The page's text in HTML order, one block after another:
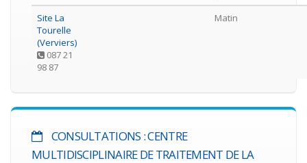
Site La
Tourelle
(Verviers)
087 21
98 87
Matin
CONSULTATIONS : CENTRE
MULTIDISCIPLINAIRE DE TRAITEMENT DE LA